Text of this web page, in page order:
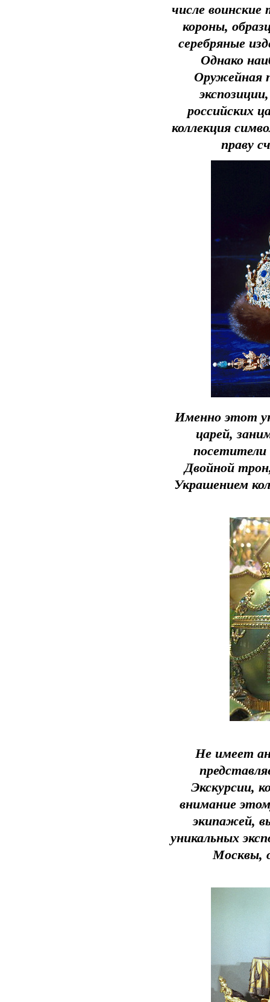
числе
короны,
серебряные
Однако
Оружейная
российских
коллекция
праву
Именно этот
царей,
Двойной
Украшением
Не имеет
Экскурсии,
внимание
экипажей,
уникальных
Москвы,